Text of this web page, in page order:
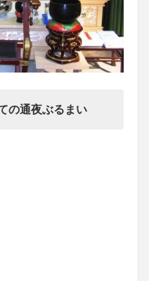
の通夜ぶるまい